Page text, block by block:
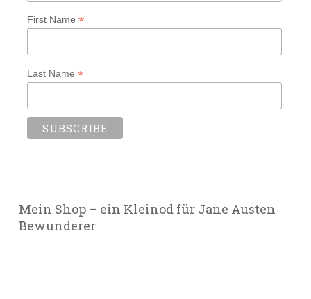
First Name *
Last Name *
Mein Shop – ein Kleinod für Jane Austen
Bewunderer